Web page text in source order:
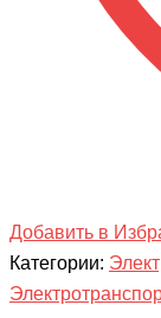
Добавить в
Категории: